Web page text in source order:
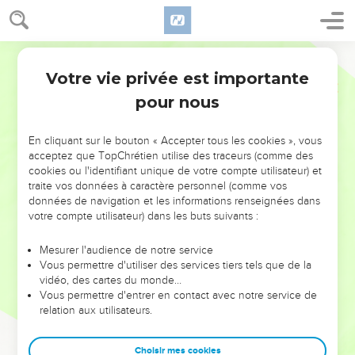
NE MANQUEZ PAS L’ÉVÉNEMENT
DE L’ANNÉE !
ET SI LEURS ERREURS POUVAIENT VOUS ÉVITER LES
VOTRES ?
leur foi ou leur vision. Mais on voit moins les doutes, les erreurs
et les saisons difficiles qu'ils ont traversés, alors même que ce
sont elles qui les ont façonnés.
Dans cette conférence, leaders, entrepreneurs, et responsables
clés pour avancer avec plus de sagesse afin que leurs erreurs
Votre vie privée est importante
pour nous
En cliquant sur le bouton « Accepter tous les cookies », vous
acceptez que TopChrétien utilise des traceurs (comme des
cookies ou l'identifiant unique de votre compte utilisateur) et
traite vos données à caractère personnel (comme vos
données de navigation et les informations renseignées dans
votre compte utilisateur) dans les buts suivants :
Mesurer l'audience de notre service
Vous permettre d'utiliser des services tiers tels que de la
vidéo, des cartes du monde…
Vous permettre d'entrer en contact avec notre service de
relation aux utilisateurs.
Choisir mes cookies